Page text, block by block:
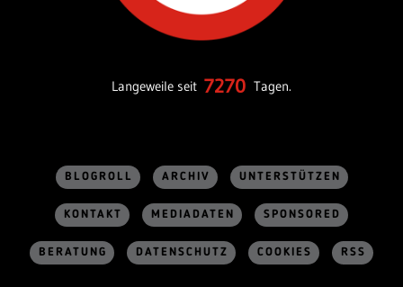
Langeweile seit 7270 Tagen.
BLOGROLL ARCHIV UNTERSTÜTZEN
KONTAKT MEDIADATEN SPONSORED
BERATUNG DATENSCHUTZ COOKIES RSS